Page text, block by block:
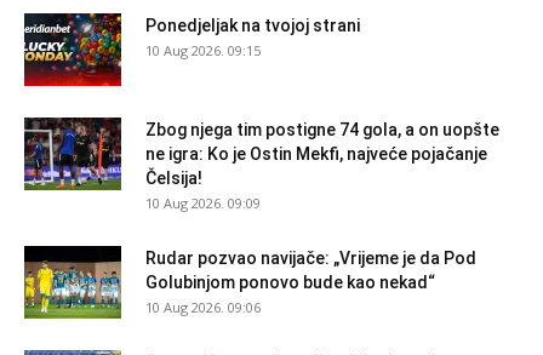
Ponedjeljak na tvojoj strani
10 Aug 2026. 09:15
Zbog njega tim postigne 74 gola, a on uopšte
ne igra: Ko je Ostin Mekfi, najveće pojačanje
Čelsija!
10 Aug 2026. 09:09
Rudar pozvao navijače: „Vrijeme je da Pod
Golubinjom ponovo bude kao nekad“
10 Aug 2026. 09:06